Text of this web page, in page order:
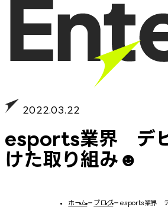
2022.03.22
esports業界 デ
けた取り組み☻
ホーム− ブログ− esports業界 デ